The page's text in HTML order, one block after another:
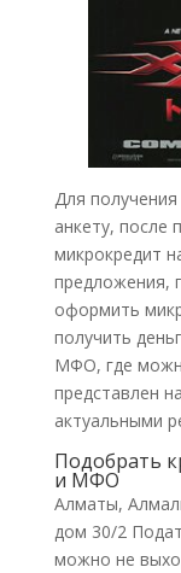
Для
анкету, после
микрокредит
предложения,
оформить
получить
МФО, где
представлен
актуальными
Подобрать
и МФО
Алматы,
дом 30/2
можно не